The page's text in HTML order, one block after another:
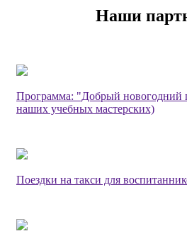
Наши
Программа: "Добрый новогодний
наших учебных мастерских)
Поездки на такси для